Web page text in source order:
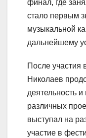
финал, где
стало первым
музыкальной
дальнейшему
После участия
Николаев
деятельность
различных
выступал на
участие в